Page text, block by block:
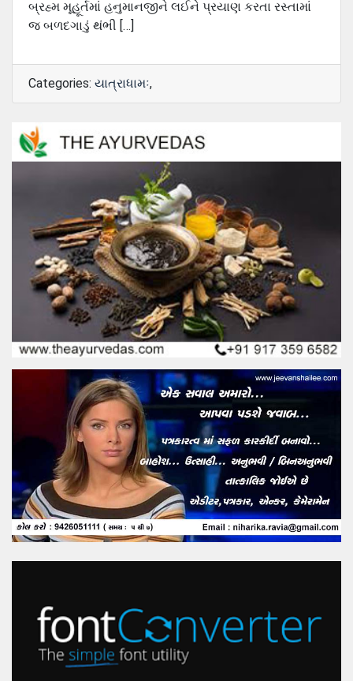
બ્રહ્મ મૂહૂર્તમાં હનુમાનજીને લઈને પ્રયાણ કરતા રસ્તામાં
જ બળદગાડું થંભી […]
Categories: યાત્રાધામઃ,